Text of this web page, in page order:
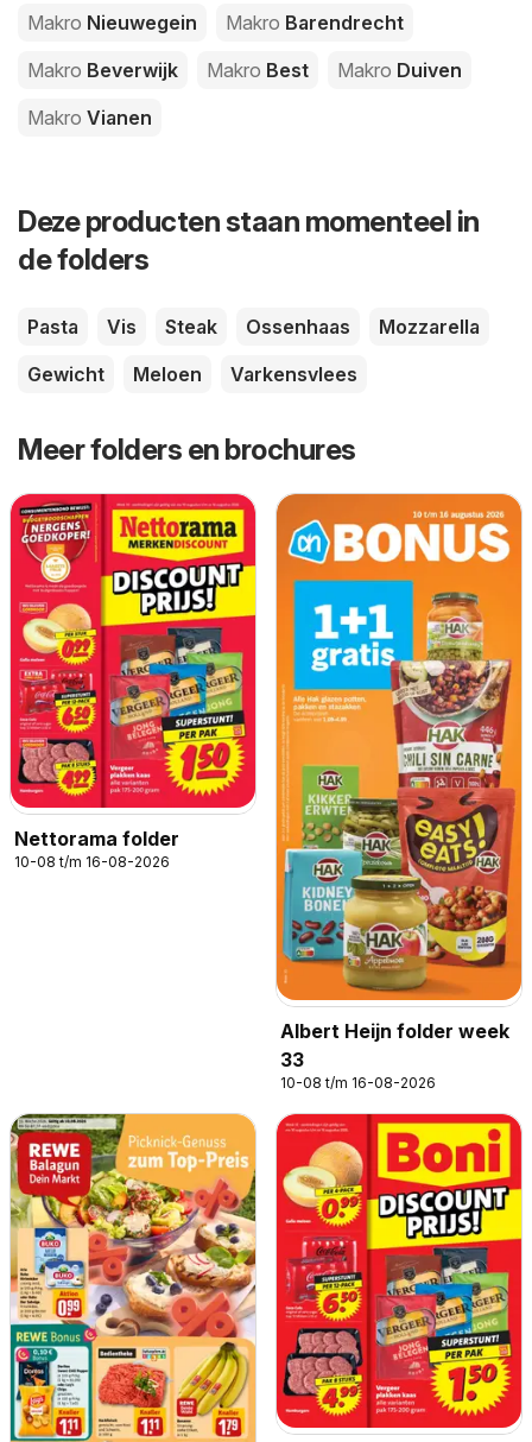
Makro Nieuwegein Makro Barendrecht
Makro Beverwijk Makro Best Makro Duiven
Makro Vianen
Deze producten staan momenteel in
de folders
Pasta Vis Steak Ossenhaas
Mozzarella
Gewicht
Meloen Varkensvlees
Meer folders en brochures
Nettorama folder
10-08 t/m 16-08-2026
Albert Heijn folder week
33
10-08 t/m 16-08-2026